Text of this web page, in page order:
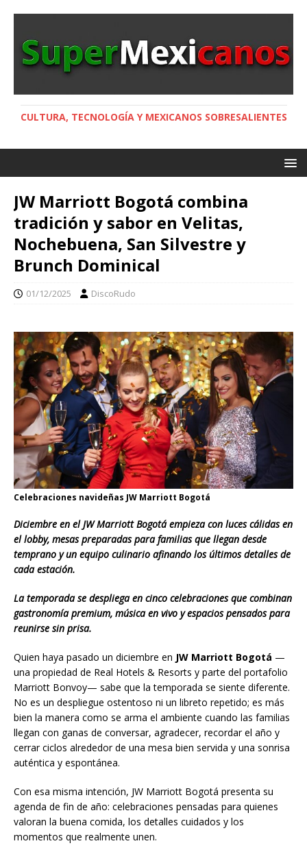
CULTURA, TECNOLOGÍA Y MEXICANOS SOBRESALIENTES
JW Marriott Bogotá combina
tradición y sabor en Velitas,
Nochebuena, San Silvestre y
Brunch Dominical
01/12/2025 DiscoRudo
Celebraciones navideñas JW Marriott Bogotá
Diciembre en el JW Marriott Bogotá empieza con luces cálidas en
el lobby, mesas preparadas para familias que llegan desde
temprano y un equipo culinario afinando los últimos detalles de
cada estación.
La temporada se despliega en cinco celebraciones que combinan
gastronomía premium, música en vivo y espacios pensados para
reunirse sin prisa.
Quien haya pasado un diciembre en JW Marriott Bogotá —
una propiedad de Real Hotels & Resorts y parte del portafolio
Marriott Bonvoy— sabe que la temporada se siente diferente.
No es un despliegue ostentoso ni un libreto repetido; es más
bien la manera como se arma el ambiente cuando las familias
llegan con ganas de conversar, agradecer, recordar el año y
cerrar ciclos alrededor de una mesa bien servida y una sonrisa
auténtica y espontánea.
Con esa misma intención, JW Marriott Bogotá presenta su
agenda de fin de año: celebraciones pensadas para quienes
valoran la buena comida, los detalles cuidados y los
momentos que realmente unen.